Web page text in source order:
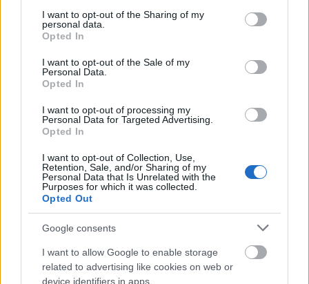
not limited to your visit or usage behaviour. You may click to
grant or deny consent to Google and its third-party tags to
use your data for below specified purposes in below Google
consent section.
I want to opt-out of the Sharing of my
personal data.
Opted In
I want to opt-out of the Sale of my
Personal Data.
Opted In
I want to opt-out of processing my
Personal Data for Targeted Advertising.
Opted In
I want to opt-out of Collection, Use,
Retention, Sale, and/or Sharing of my
Personal Data that Is Unrelated with the
Purposes for which it was collected.
Opted Out
Google consents
I want to allow Google to enable storage
related to advertising like cookies on web or
device identifiers in apps.
wystąpiły z pozwem przeciwko startupowi, wskazując
m.in. właśnie na funkcję generowania wideo jako powód
do niepokoju. Obie firmy zarzucają Midjourney
naruszanie praw autorskich, argumentując, że system
przez prawo autorskie treści.
Holz, podkreśla, że obecna wersja to dopiero początek
drogi. Startup ma ambitne plany, bo celem jest
stworzenie modeli zdolnych do symulacji otwartego
świata w czasie rzeczywistym.
DodajTabletowojako preferowane źródło w
Google
Nasze artykuły będą częściej pojawiać się w Twoich wynikach